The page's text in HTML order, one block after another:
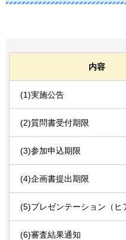
内容
(1)実施公告
(2)質問書受付期限
(3)参加申込期限
(4)企画書提出期限
(5)プレゼンテーション（ヒ
(6)審査結果通知